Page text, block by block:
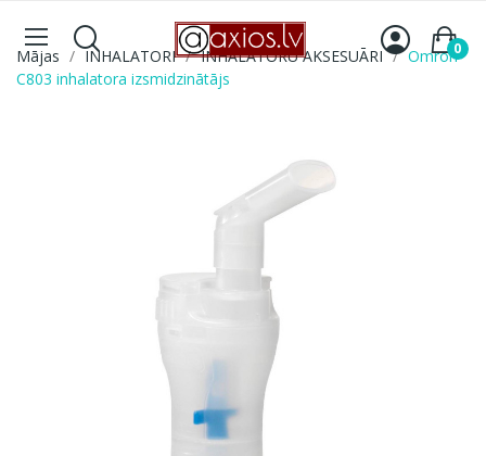
0
Mājas INHALATORI INHALATORU AKSESUĀRI
Omron
C803 inhalatora izsmidzinātājs